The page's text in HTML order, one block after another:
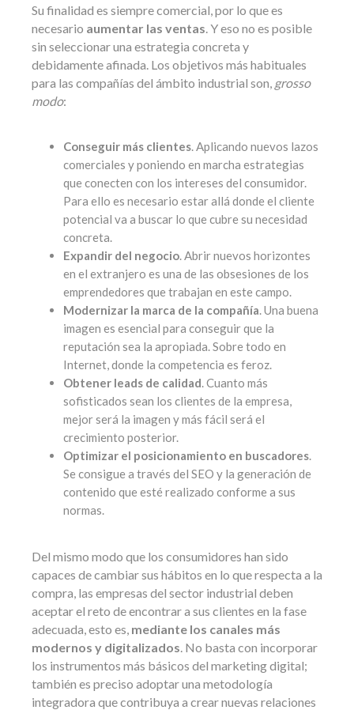
Su finalidad es siempre comercial, por lo que es
necesario aumentar las ventas. Y eso no es posible
sin seleccionar una estrategia concreta y
debidamente afinada. Los objetivos más habituales
para las compañías del ámbito industrial son, grosso
modo:
Conseguir más clientes. Aplicando nuevos lazos
comerciales y poniendo en marcha estrategias
que conecten con los intereses del consumidor.
Para ello es necesario estar allá donde el cliente
potencial va a buscar lo que cubre su necesidad
concreta.
Expandir del negocio. Abrir nuevos horizontes
en el extranjero es una de las obsesiones de los
emprendedores que trabajan en este campo.
Modernizar la marca de la compañía. Una buena
imagen es esencial para conseguir que la
reputación sea la apropiada. Sobre todo en
Internet, donde la competencia es feroz.
Obtener leads de calidad. Cuanto más
sofisticados sean los clientes de la empresa,
mejor será la imagen y más fácil será el
crecimiento posterior.
Optimizar el posicionamiento en buscadores.
Se consigue a través del SEO y la generación de
contenido que esté realizado conforme a sus
normas.
Del mismo modo que los consumidores han sido
capaces de cambiar sus hábitos en lo que respecta a la
compra, las empresas del sector industrial deben
aceptar el reto de encontrar a sus clientes en la fase
adecuada, esto es, mediante los canales más
modernos y digitalizados. No basta con incorporar
los instrumentos más básicos del marketing digital;
también es preciso adoptar una metodología
integradora que contribuya a crear nuevas relaciones